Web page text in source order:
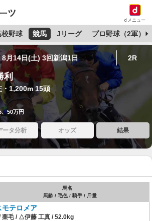
dメニュー
校野球 競馬 Jリーグ プロ野球（2軍）
8月14日(土) 3回新潟1日 2R
利
・1,200m 15頭
50万円
ータ分析 オッズ 結果
馬名
馬齢 / 毛色 / 騎手 / 斤量
モテロメア
栗毛 / △伊藤 工真 / 52.0kg